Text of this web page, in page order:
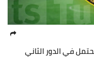
في الدور الثاني